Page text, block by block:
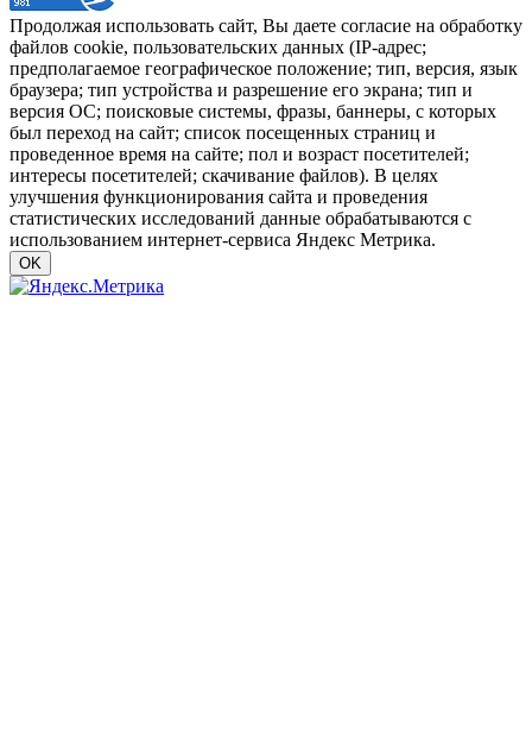
Продолжая использовать сайт, Вы даете согласие на обработку
файлов cookie, пользовательских данных (IP-адрес;
предполагаемое географическое положение; тип, версия, язык
браузера; тип устройства и разрешение его экрана; тип и
версия ОС; поисковые системы, фразы, баннеры, с которых
был переход на сайт; список посещенных страниц и
проведенное время на сайте; пол и возраст посетителей;
интересы посетителей; скачивание файлов). В целях
улучшения функционирования сайта и проведения
статистических исследований данные обрабатываются с
использованием интернет-сервиса Яндекс Метрика.
OK